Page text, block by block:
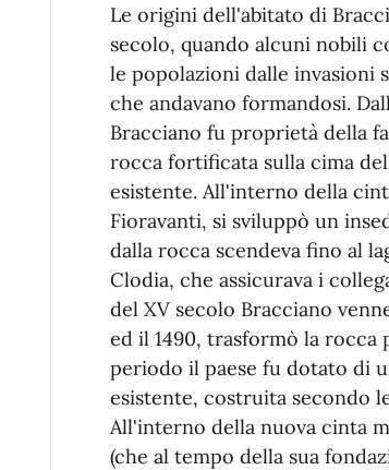
Le origini dell'abitato di
secolo, quando alcuni nobili
le popolazioni dalle invasioni
che andavano formandosi.
Bracciano fu proprietà della
rocca fortificata sulla cima
esistente. All'interno della
Fioravanti, si sviluppò un
dalla rocca scendeva fino al
Clodia, che assicurava i
del XV secolo Bracciano
ed il 1490, trasformò la rocca
periodo il paese fu dotato di
esistente, costruita secondo
All'interno della nuova cinta
(che al tempo della sua